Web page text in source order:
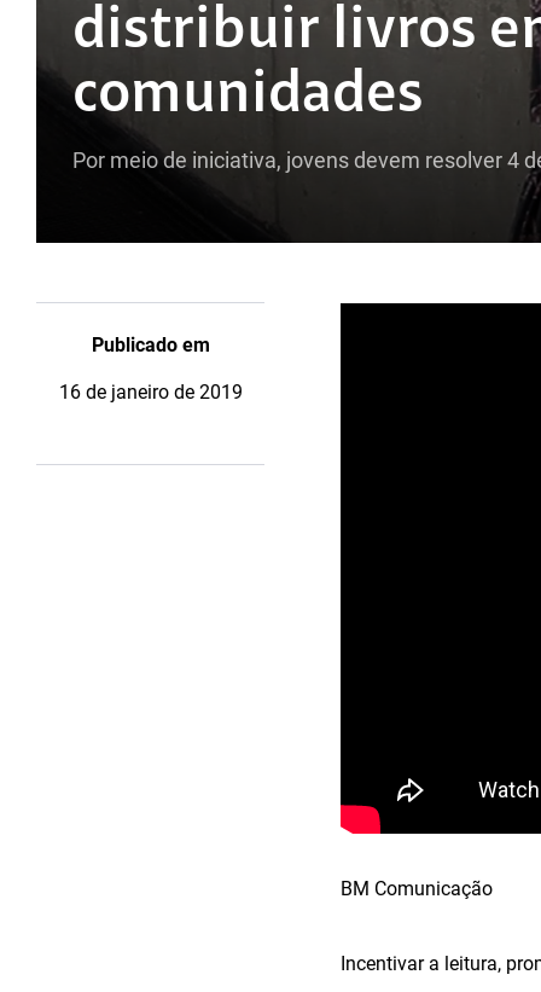
distribuir livros
comunidades
Por meio de iniciativa, jovens devem resolver 4
Publicado em
16 de janeiro de 2019
BM Comunicação
Incentivar a leitura,